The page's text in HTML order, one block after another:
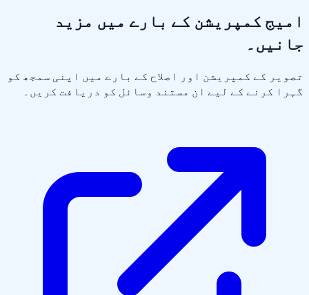
امیج کمپریشن کے بارے میں مزید
جانیں۔
تصویر کے کمپریشن اور اصلاح کے بارے میں اپنی سمجھ کو
گہرا کرنے کے لیے ان مستند وسائل کو دریافت کریں۔